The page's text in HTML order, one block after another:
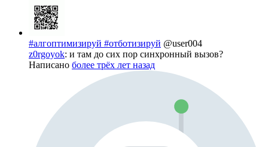
#алгоптимизируй #отботизируй @user004
z0rgoyok: и там до сих пор синхронный вызов?
Написано более трёх лет назад